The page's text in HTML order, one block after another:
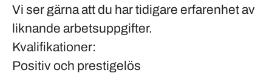
Vi ser gärna att du har tidigare erfarenhet av
liknande arbetsuppgifter.
Kvalifikationer:
Positiv och prestigelös